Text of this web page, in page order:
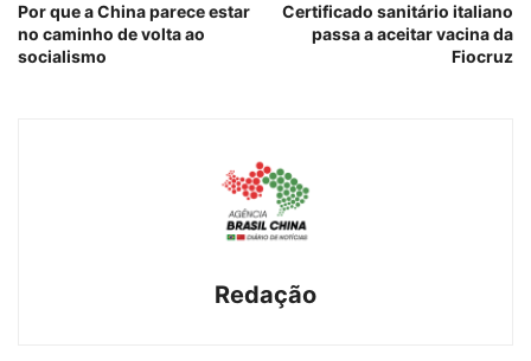
Por que a China parece estar
no caminho de volta ao
socialismo
Certificado sanitário italiano
passa a aceitar vacina da
Fiocruz
Redação